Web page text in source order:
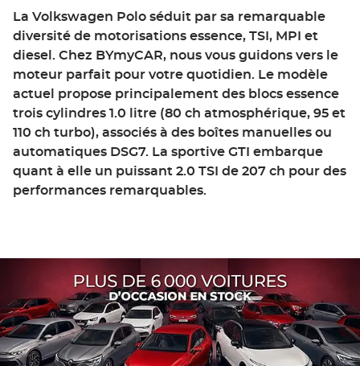
La Volkswagen Polo séduit par sa remarquable
diversité de motorisations essence, TSI, MPI et
diesel. Chez BYmyCAR, nous vous guidons vers le
moteur parfait pour votre quotidien. Le modèle
actuel propose principalement des blocs essence
trois cylindres 1.0 litre (80 ch atmosphérique, 95 et
110 ch turbo), associés à des boîtes manuelles ou
automatiques DSG7. La sportive GTI embarque
quant à elle un puissant 2.0 TSI de 207 ch pour des
performances remarquables.